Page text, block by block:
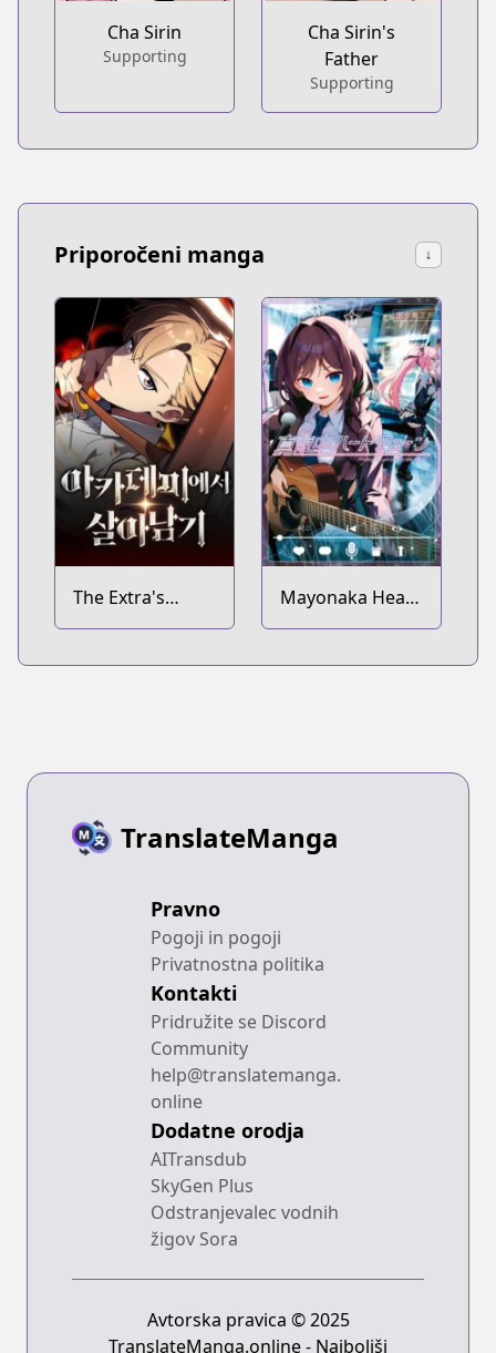
Cha Sirin
Supporting
Cha Sirin's
Father
Supporting
Priporočeni manga ↓
The Extra's
Academy
Mayonaka Heart
Tune
TranslateManga
Pravno
Pogoji in pogoji
Privatnostna politika
Kontakti
Pridružite se Discord
Community
help@translatemanga.
online
Dodatne orodja
AITransdub
SkyGen Plus
Odstranjevalec vodnih
žigov Sora
Avtorska pravica © 2025
TranslateManga.online - Najboljši